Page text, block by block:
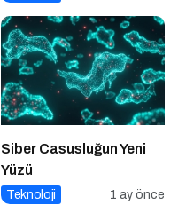
Siber Casusluğun Yeni
Yüzü
Teknoloji 1 ay önce